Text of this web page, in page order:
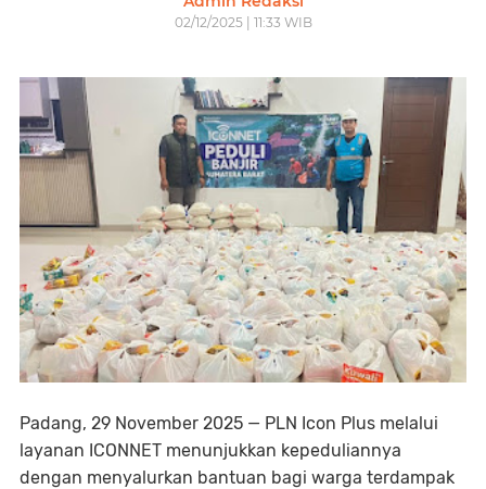
02/12/2025 | 11:33 WIB
Padang, 29 November 2025 — PLN Icon Plus melalui
layanan ICONNET menunjukkan kepeduliannya
dengan menyalurkan bantuan bagi warga terdampak